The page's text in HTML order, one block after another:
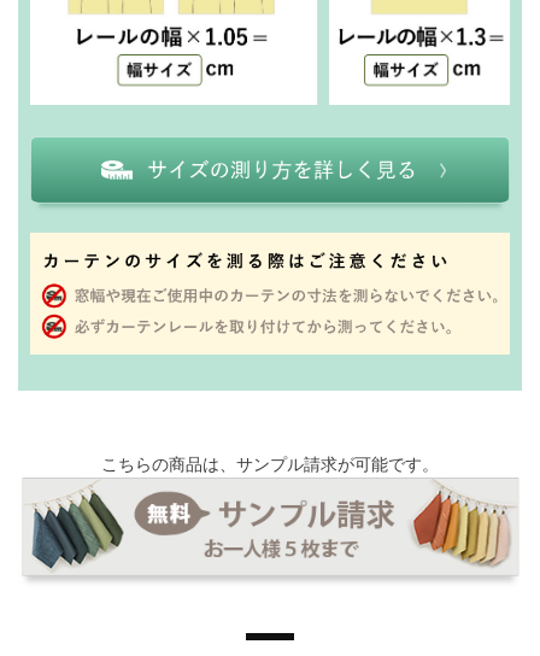
こちらの商品は、サンプル請求が可能です。